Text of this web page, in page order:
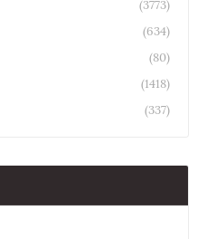
(3773)
(634)
(80)
(1418)
(337)